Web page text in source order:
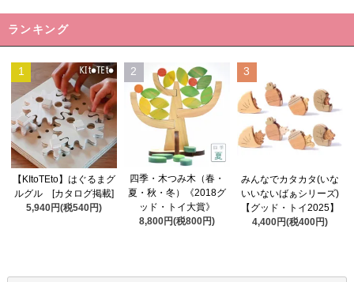
ランキング
1
【KItoTEto】はぐるまグ
ルグル [カタログ掲載]
5,940円(税540円)
2
四季・木つみ木（春・
夏・秋・冬）《2018グ
ッド・トイ大賞》
8,800円(税800円)
3
みんなでカタカタ(いな
いいないばぁシリーズ)
【グッド・トイ2025】
4,400円(税400円)